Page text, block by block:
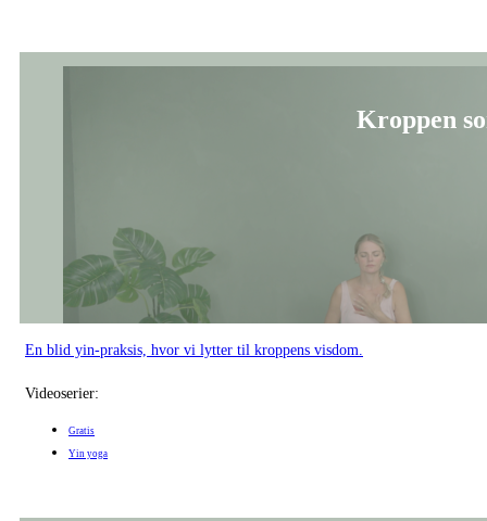
Kroppen
En blid yin-praksis, hvor vi lytter til kroppens visdom.
Videoserier:
Gratis
Yin yoga